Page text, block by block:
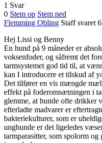
1 Svar
0 Stem op Stem ned
Flemming Obling Staffsvaret
Hej Lissi og Benny
En hund på 9 måneder er
voksenfoder, og såfremt det
tarmsystemet god tid til, at
kan I introducere et tilskud af
Det tilfører en vis mængde
effekt på foderomsætningen i
glemme, at hunde ofte drikker
efterladte madvarer er
bakteriekulturer, som er
unghunde er det ligeledes
tarmparasitter, som spolorm